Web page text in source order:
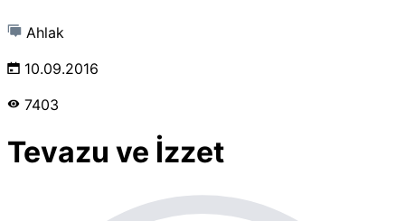
Ahlak
10.09.2016
7403
Tevazu ve İzzet